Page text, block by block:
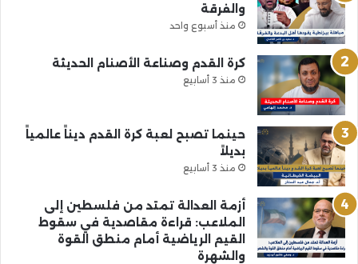
والفرقة
منذ أسبوع واحد
كرة القدم وصناعة الأصنام الحديثة
منذ 3 أسابيع
حينما تصبح لعبة كرة القدم ديناً عالمياً
بديلاً
منذ 3 أسابيع
أزمة العدالة تمتد من فلسطين إلى
الملاعب: قراءة مقاصدية في سقوط
القيم الرياضية أمام منطق القوة
والشهرة